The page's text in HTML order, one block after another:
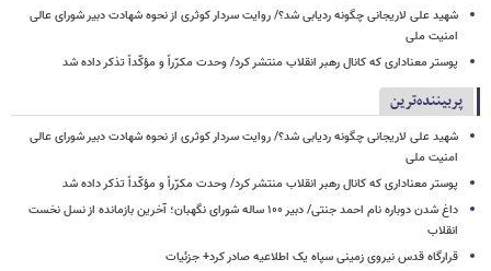
شهید علی لاریجانی چگونه ردیابی شد؟/ روایت سردار کوثری از نحوه شهادت دبیر شورای عالی
امنیت ملی
پوستر معناداری که کانال رهبر انقلاب منتشر کرد/ وحدت مکرّراً و مؤکّداً تذکر داده شد
پربیننده‌ترین
شهید علی لاریجانی چگونه ردیابی شد؟/ روایت سردار کوثری از نحوه شهادت دبیر شورای عالی
امنیت ملی
پوستر معناداری که کانال رهبر انقلاب منتشر کرد/ وحدت مکرّراً و مؤکّداً تذکر داده شد
داغ شدن دوباره نام احمد جنتی/ دبیر ۱۰۰ ساله شورای نگهبان؛ آخرین بازمانده از نسل نخست
انقلاب
قرارگاه قدس نیروی زمینی سپاه یک اطلاعیه صادر کرد+ جزئیات